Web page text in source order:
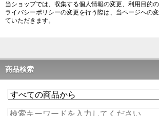
当ショップでは、収集する個人情報の変更、利用目的
ライバシーポリシーの変更を行う際は、当ページへの
ていただきます。
商品検索